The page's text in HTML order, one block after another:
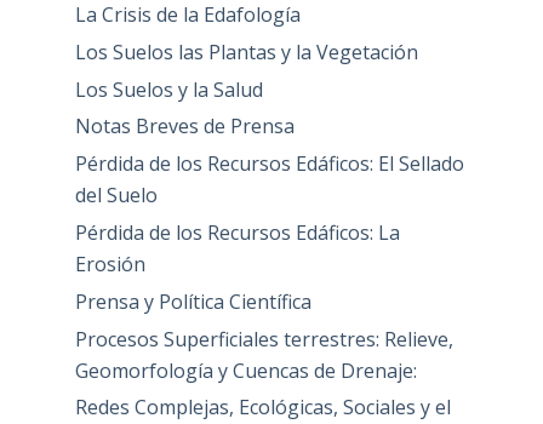
La Crisis de la Edafología
Los Suelos las Plantas y la Vegetación
Los Suelos y la Salud
Notas Breves de Prensa
Pérdida de los Recursos Edáficos: El Sellado
del Suelo
Pérdida de los Recursos Edáficos: La
Erosión
Prensa y Política Científica
Procesos Superficiales terrestres: Relieve,
Geomorfología y Cuencas de Drenaje:
Redes Complejas, Ecológicas, Sociales y el